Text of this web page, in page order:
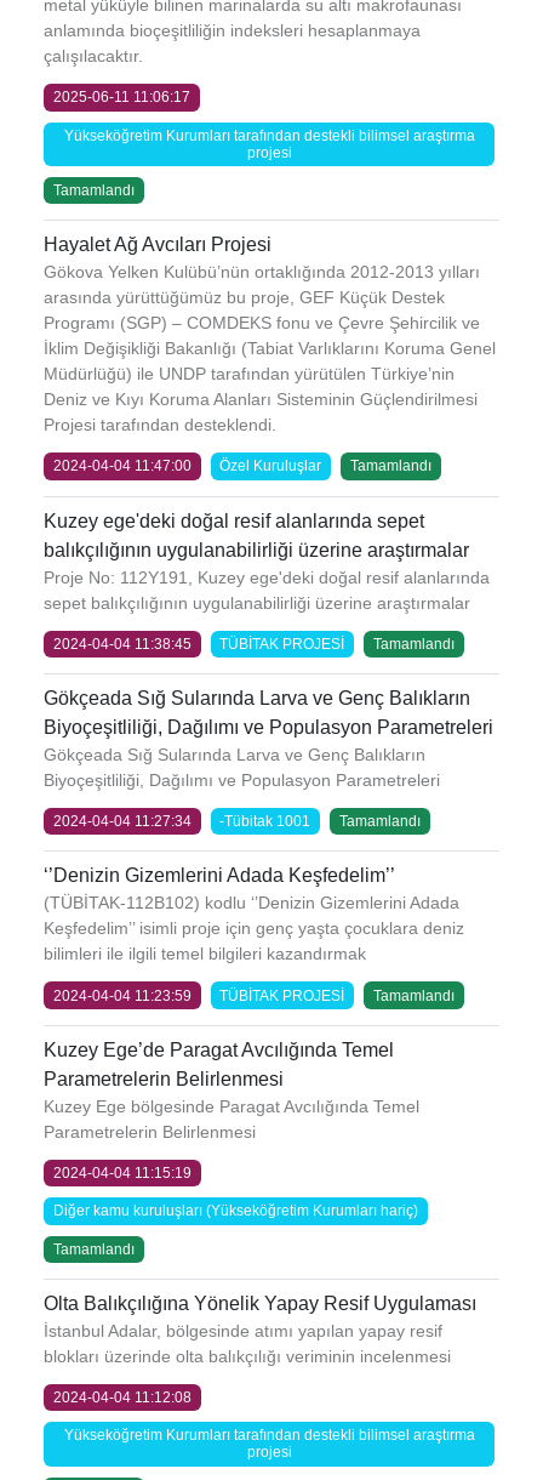
metal yüküyle bilinen marinalarda su altı makrofaunası
anlamında bioçeşitliliğin indeksleri hesaplanmaya
çalışılacaktır.
2025-06-11 11:06:17
Yükseköğretim Kurumları tarafından destekli bilimsel araştırma
projesi
Tamamlandı
Hayalet Ağ Avcıları Projesi
Gökova Yelken Kulübü’nün ortaklığında 2012-2013 yılları
arasında yürüttüğümüz bu proje, GEF Küçük Destek
Programı (SGP) – COMDEKS fonu ve Çevre Şehircilik ve
İklim Değişikliği Bakanlığı (Tabiat Varlıklarını Koruma Genel
Müdürlüğü) ile UNDP tarafından yürütülen Türkiye’nin
Deniz ve Kıyı Koruma Alanları Sisteminin Güçlendirilmesi
Projesi tarafından desteklendi.
2024-04-04 11:47:00 Özel Kuruluşlar Tamamlandı
Kuzey ege'deki doğal resif alanlarında sepet
balıkçılığının uygulanabilirliği üzerine araştırmalar
Proje No: 112Y191, Kuzey ege'deki doğal resif alanlarında
sepet balıkçılığının uygulanabilirliği üzerine araştırmalar
2024-04-04 11:38:45 TÜBİTAK PROJESİ Tamamlandı
Gökçeada Sığ Sularında Larva ve Genç Balıkların
Biyoçeşitliliği, Dağılımı ve Populasyon Parametreleri
Gökçeada Sığ Sularında Larva ve Genç Balıkların
Biyoçeşitliliği, Dağılımı ve Populasyon Parametreleri
2024-04-04 11:27:34 -Tübitak 1001 Tamamlandı
‘’Denizin Gizemlerini Adada Keşfedelim’’
(TÜBİTAK-112B102) kodlu ‘’Denizin Gizemlerini Adada
Keşfedelim’’ isimli proje için genç yaşta çocuklara deniz
bilimleri ile ilgili temel bilgileri kazandırmak
2024-04-04 11:23:59 TÜBİTAK PROJESİ Tamamlandı
Kuzey Ege’de Paragat Avcılığında Temel
Parametrelerin Belirlenmesi
Kuzey Ege bölgesinde Paragat Avcılığında Temel
Parametrelerin Belirlenmesi
2024-04-04 11:15:19
Diğer kamu kuruluşları (Yükseköğretim Kurumları hariç)
Tamamlandı
Olta Balıkçılığına Yönelik Yapay Resif Uygulaması
İstanbul Adalar, bölgesinde atımı yapılan yapay resif
blokları üzerinde olta balıkçılığı veriminin incelenmesi
2024-04-04 11:12:08
Yükseköğretim Kurumları tarafından destekli bilimsel araştırma
projesi